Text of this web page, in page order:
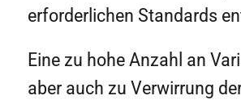
erforderlichen Standards
Eine zu hohe Anzahl an
aber auch zu Verwirrung